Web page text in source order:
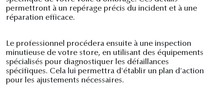
permettront à un repérage précis du incident et à une
réparation efficace.
Le professionnel procédera ensuite à une inspection
minutieuse de votre store, en utilisant des équipements
spécialisés pour diagnostiquer les défaillances
spécifiques. Cela lui permettra d'établir un plan d'action
pour les ajustements nécessaires.